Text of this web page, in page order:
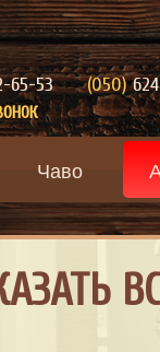
65-53 (050)
Чаво